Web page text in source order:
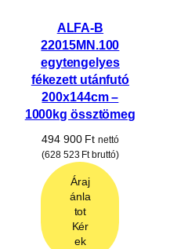
ALFA-B
22015MN.100
egytengelyes
fékezett utánfutó
200x144cm –
1000kg össztömeg
494 900 Ft nettó
(628 523 Ftbruttó)
Áraj
ánla
tot
Kér
ek